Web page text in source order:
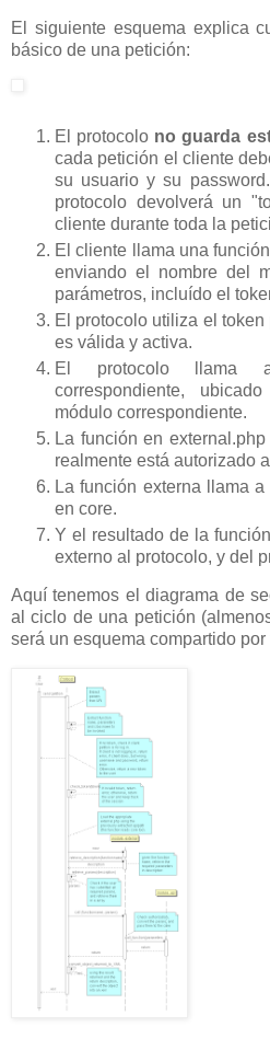
El siguiente esquema explica
básico de una petición:
El protocolo no guarda
cada petición el cliente
su usuario y su
protocolo devolverá un
cliente durante toda la
El cliente llama una
enviando el nombre del
parámetros, incluído el
El protocolo utiliza el
es válida y activa.
El protocolo llama
correspondiente,
módulo correspondiente.
La función en
realmente está autorizado
La función externa llama
en core.
Y el resultado de la
externo al protocolo, y del
Aquí tenemos el diagrama de
al ciclo de una petición
será un esquema compartido